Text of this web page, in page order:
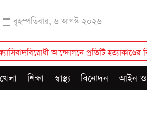
বৃহস্পতিবার, ৬ আগস্ট ২০২৬
আন্দোলনে প্রতিটি হত্যাকাণ্ডের বিচার হবে:
খেলা শিক্ষা স্বাস্থ্য বিনোদন আইন